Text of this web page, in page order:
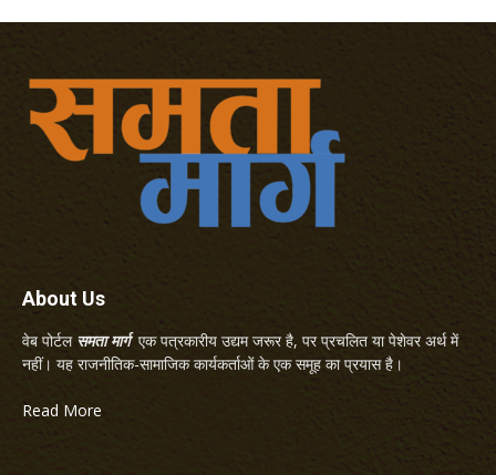
About Us
वेब पोर्टल समता मार्गएक पत्रकारीय उद्यम जरूर है, पर प्रचलित या पेशेवर अर्थ में
नहीं। यह राजनीतिक-सामाजिक कार्यकर्ताओं के एक समूह का प्रयास है।
Read More